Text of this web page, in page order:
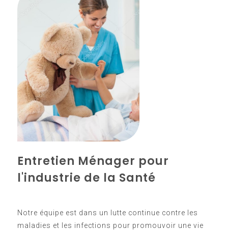
Entretien Ménager pour
l'industrie de la Santé
Notre équipe est dans un lutte continue contre les
maladies et les infections pour promouvoir une vie